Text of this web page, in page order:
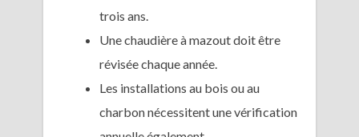
trois ans.
Une chaudière à mazout doit être
révisée chaque année.
Les installations au bois ou au
charbon nécessitent une vérification